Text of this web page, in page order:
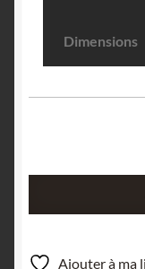
Dimensions
Wulfénite,
Ajouter à ma